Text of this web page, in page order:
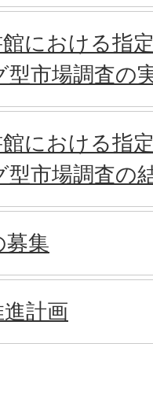
における指
市場調査の
における指
市場調査の
募集
計画